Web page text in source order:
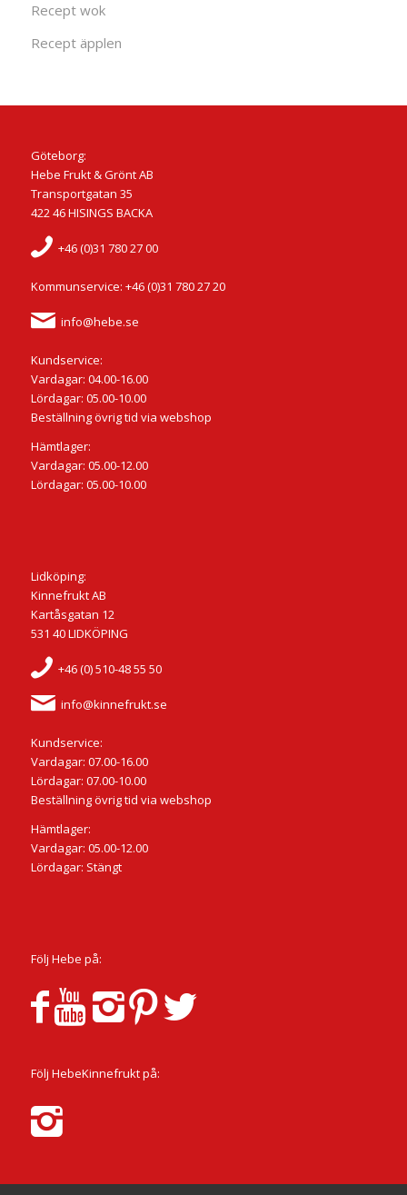
Recept wok
Recept äpplen
Göteborg:
Hebe Frukt & Grönt AB
Transportgatan 35
422 46 HISINGS BACKA
+46 (0)31 780 27 00
Kommunservice: +46 (0)31 780 27 20
info@hebe.se
Kundservice:
Vardagar: 04.00-16.00
Lördagar: 05.00-10.00
Beställning övrig tid via webshop
Hämtlager:
Vardagar: 05.00-12.00
Lördagar: 05.00-10.00
Lidköping:
Kinnefrukt AB
Kartåsgatan 12
531 40 LIDKÖPING
+46 (0) 510-48 55 50
info@kinnefrukt.se
Kundservice:
Vardagar: 07.00-16.00
Lördagar: 07.00-10.00
Beställning övrig tid via webshop
Hämtlager:
Vardagar: 05.00-12.00
Lördagar: Stängt
Följ Hebe på:
Följ HebeKinnefrukt på: